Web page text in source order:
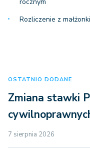
rocznym
Rozliczenie z
OSTATNIO DODANE
Zmiana stawki
7 sierpnia 2026